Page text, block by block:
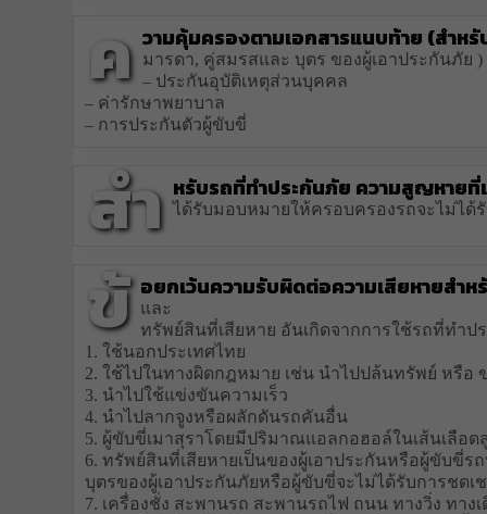
ค วามคุ้มครองตามเอกสารแนบท้าย (สำห
มารดา, คู่สมรสและ บุตร ของผู้เอาประกันภัย )
– ประกันอุบัติเหตุส่วนบุคคล
– ค่ารักษาพยาบาล
– การประกันตัวผู้ขับขี่
สำ หรับรถที่ทำประกันภัย ความสูญหาย
ได้รับมอบหมายให้ครอบครองรถจะไม่ไ
ข้ อยกเว้นความรับผิดต่อความเสียหายสำ
และ
ทรัพย์สินที่เสียหาย อันเกิดจากการใช้รถที่ทำป
1. ใช้นอกประเทศไทย
2. ใช้ไปในทางผิดกฎหมาย เช่น นำไปปล้นทรัพย์ หรือ
3. นำไปใช้แข่งขันความเร็ว
4. นำไปลากจูงหรือผลักดันรถคันอื่น
5. ผู้ขับขี่เมาสุราโดยมีปริมาณแอลกอฮอล์ในเส้นเลือด
6. ทรัพย์สินที่เสียหายเป็นของผู้เอาประกันหรือผู้ขับขี่
บุตรของผู้เอาประกันภัยหรือผู้ขับขี่จะไม่ได้รับการชดเ
7. เครื่องชั่ง สะพานรถ สะพานรถไฟ ถนน ทางวิ่ง ทา